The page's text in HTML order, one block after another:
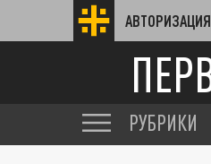
АВТОРИЗАЦИЯ
РУБРИКИ